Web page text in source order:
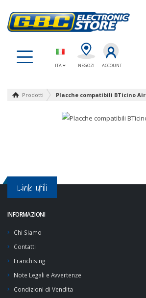
ITA NEGOZI ACCOUNT
Prodotti Placche compatibili BTicino Air
Link Utili
INFORMAZIONI
Chi Siamo
Contatti
Franchising
Note Legali e Avvertenze
Condizioni di Vendita